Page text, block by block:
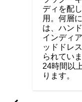
ディを配
用。何層
は、ハン
インディ
ッドドレ
られてい
24時間以
ります。